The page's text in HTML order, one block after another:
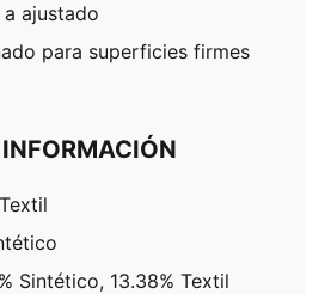
ajustado
para superficies firmes
Sintético, 13.38% Textil